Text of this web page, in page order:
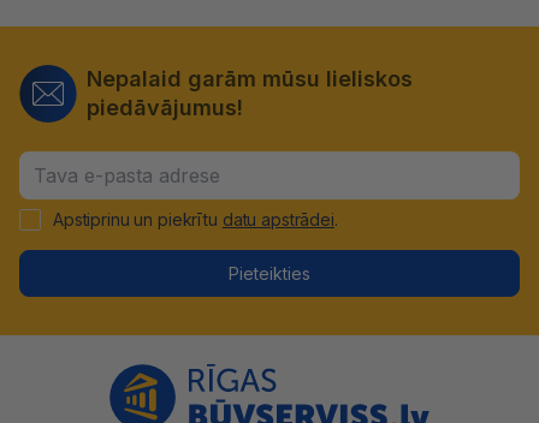
Nepalaid garām mūsu lieliskos
piedāvājumus!
Apstiprinu un piekrītu datu apstrādei.
Pieteikties